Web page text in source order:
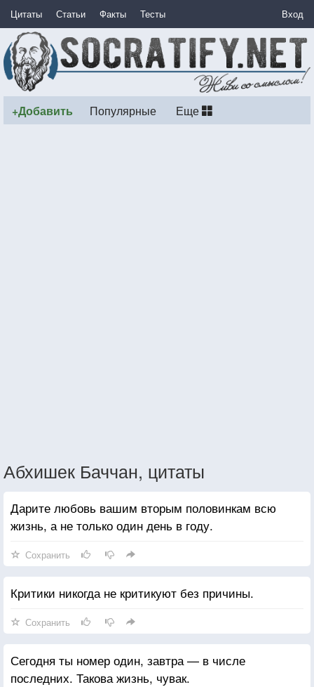
Цитаты Статьи Факты Тесты Вход
+Добавить Популярные Еще
Абхишек Баччан, цитаты
Дарите любовь вашим вторым половинкам всю
жизнь, а не только один день в году.
Сохранить
Критики никогда не критикуют без причины.
Сохранить
Сегодня ты номер один, завтра — в числе
последних. Такова жизнь, чувак.